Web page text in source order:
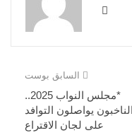
السابق بوست
*مجلس النواب 2025..
الناخبون يواصلون التوافد
على لجان الاقتراع